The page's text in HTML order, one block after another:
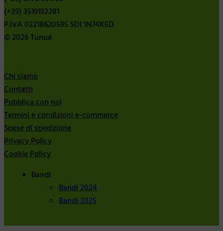
(+39) 3519192281
P.IVA 02218620595 SDI 1N74KED
© 2026 Tunué
Chi siamo
Contatti
Pubblica con noi
Termini e condizioni e-commerce
Spese di spedizione
Privacy Policy
Cookie Policy
Bandi
Bandi 2024
Bandi 2025